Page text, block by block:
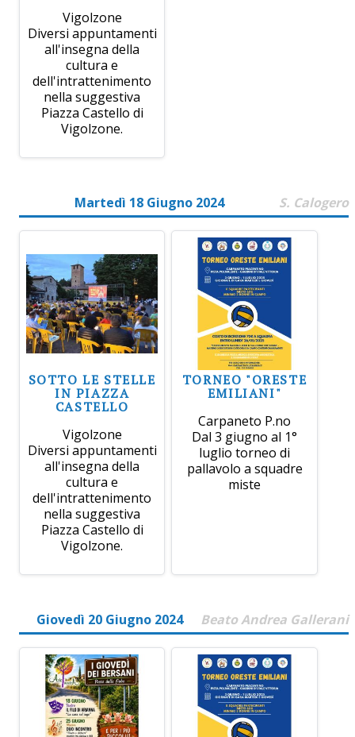
Vigolzone
Diversi appuntamenti
all'insegna della
cultura e
dell'intrattenimento
nella suggestiva
Piazza Castello di
Vigolzone.
Martedì 18 Giugno 2024 S. Calogero
SOTTO LE STELLE
IN PIAZZA
CASTELLO
Vigolzone
Diversi appuntamenti
all'insegna della
cultura e
dell'intrattenimento
nella suggestiva
Piazza Castello di
Vigolzone.
TORNEO "ORESTE
EMILIANI"
Carpaneto P.no
Dal 3 giugno al 1°
luglio torneo di
pallavolo a squadre
miste
Giovedì 20 Giugno 2024 Beato Andrea Gallerani